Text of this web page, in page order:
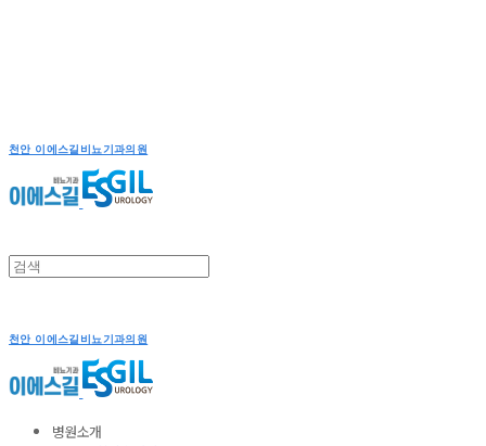
천안 이에스길비뇨기과의원
천안 이에스길비뇨기과의원
병원소개